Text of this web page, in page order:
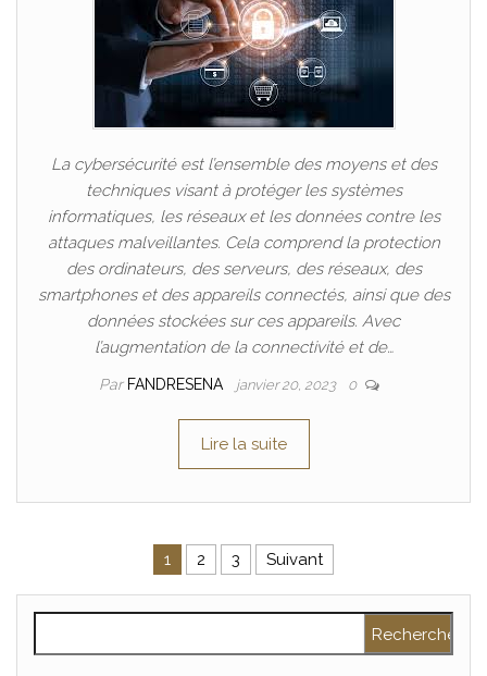
La cybersécurité est l’ensemble des moyens et des
techniques visant à protéger les systèmes
informatiques, les réseaux et les données contre les
attaques malveillantes. Cela comprend la protection
des ordinateurs, des serveurs, des réseaux, des
smartphones et des appareils connectés, ainsi que des
données stockées sur ces appareils. Avec
l’augmentation de la connectivité et de…
Par FANDRESENA janvier 20, 2023 0
Lire la suite
Pagination des publications
1 2 3 Suivant